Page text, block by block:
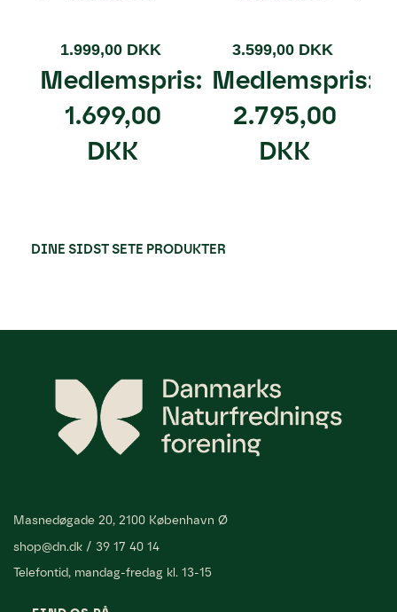
1.999,00 DKK
Medlemspris:
1.699,00
DKK
3.599,00 DKK
Medlemspris:
2.795,00
DKK
DINE SIDST SETE PRODUKTER
Masnedøgade 20, 2100 København Ø
shop@dn.dk / 39 17 40 14
Telefontid, mandag-fredag kl. 13-15